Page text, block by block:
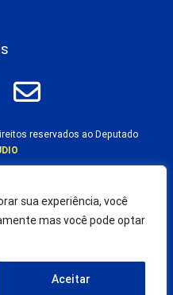
sua experiência, você
mas você pode optar
Aceitar
reservados ao Deputado